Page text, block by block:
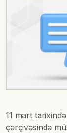
11 mart
çərçivəsində